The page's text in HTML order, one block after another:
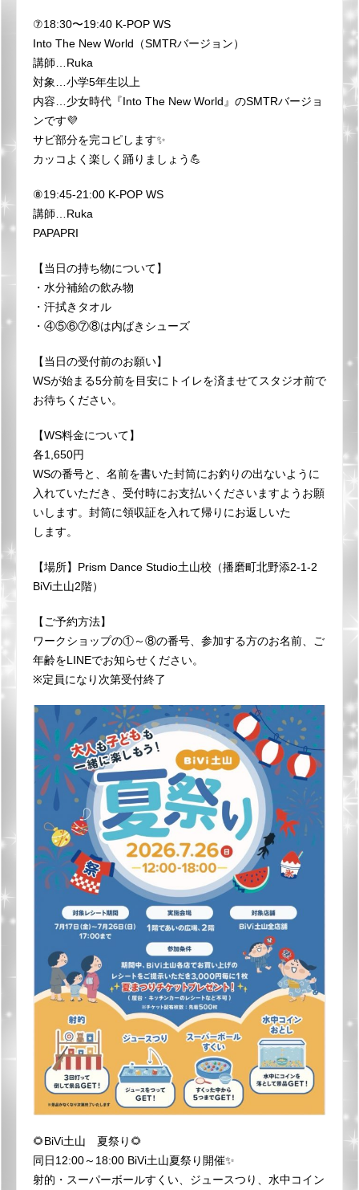
⑦18:30〜19:40 K-POP WS
Into The New World（SMTRバージョン）
講師…Ruka
対象…小学5年生以上
内容…少女時代『Into The New World』のSMTRバージョ
ンです💜
サビ部分を完コピします✨
カッコよく楽しく踊りましょう💪
⑧19:45-21:00 K-POP WS
講師…Ruka
PAPAPRI
【当日の持ち物について】
・水分補給の飲み物
・汗拭きタオル
・④⑤⑥⑦⑧は内ばきシューズ
【当日の受付前のお願い】
WSが始まる5分前を目安にトイレを済ませてスタジオ前で
お待ちください。
【WS料金について】
各1,650円
WSの番号と、名前を書いた封筒にお釣りの出ないように
入れていただき、受付時にお支払いくださいますようお願
いします。封筒に領収証を入れて帰りにお返しいた
します。
【場所】Prism Dance Studio土山校（播磨町北野添2-1-2
BiVi土山2階）
【ご予約方法】
ワークショップの①～⑧の番号、参加する方のお名前、ご
年齢をLINEでお知らせください。
※定員になり次第受付終了
🌻BiVi土山 夏祭り🌻
同日12:00～18:00 BiVi土山夏祭り開催✨
射的・スーパーボールすくい、ジュースつり、水中コイン